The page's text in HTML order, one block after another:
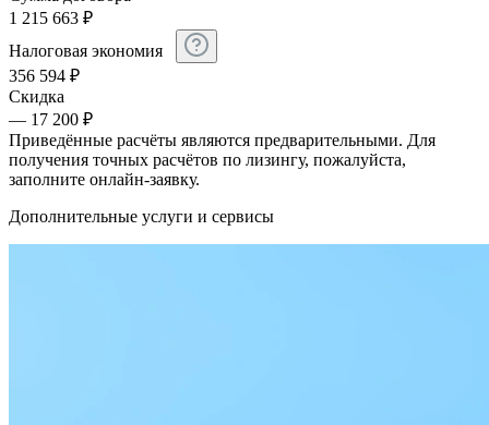
1 215 663 ₽
Налоговая экономия
356 594 ₽
Скидка
— 17 200 ₽
Приведённые расчёты являются предварительными. Для
получения точных расчётов по лизингу, пожалуйста,
заполните онлайн-заявку.
Дополнительные услуги и сервисы